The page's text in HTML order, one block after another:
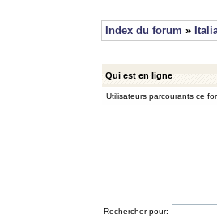
Index du forum »
Qui est en ligne
Utilisateurs parcourants ce
Rechercher pour: